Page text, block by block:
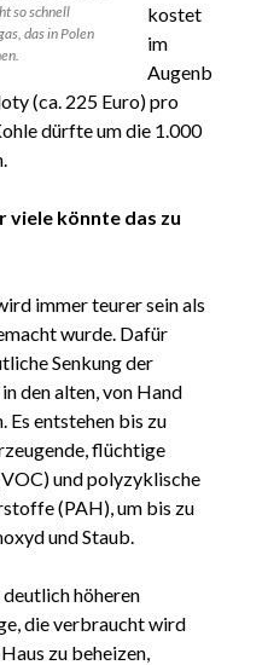
so schnell
das in Polen
kostet
im
Augenb
(ca. 225 Euro) pro
dürfte um die 1.000
viele könnte das zu
immer teurer sein als
wurde. Dafür
Senkung der
den alten, von Hand
Es entstehen bis zu
flüchtige
und polyzyklische
(PAH), um bis zu
und Staub.
deutlich höheren
die verbraucht wird
zu beheizen,